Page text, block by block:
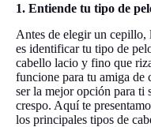
1. Entiende tu tipo de
Antes de elegir un cepillo,
es identificar tu tipo de
cabello lacio y fino que
funcione para tu amiga de
ser la mejor opción para ti
crespo. Aquí te
los principales tipos de